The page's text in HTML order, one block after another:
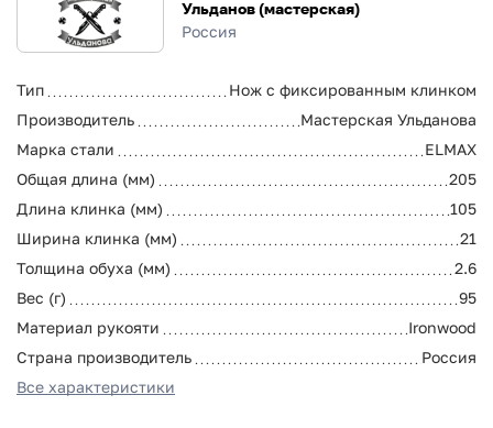
Ульданов (мастерская)
Россия
Тип
Нож с фиксированным клинком
Производитель
Мастерская Ульданова
Марка стали
ELMAX
Общая длина (мм)
205
Длина клинка (мм)
105
Ширина клинка (мм)
21
Толщина обуха (мм)
2.6
Вес (г)
95
Материал рукояти
Ironwood
Страна производитель
Россия
Все характеристики